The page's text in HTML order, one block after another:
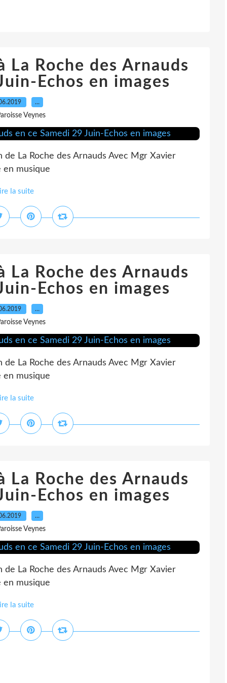
La Roche des Arnauds
Echos en images
…
Veynes
La Roche des Arnauds Avec Mgr Xavier
en musique
la suite
La Roche des Arnauds
Echos en images
…
Veynes
La Roche des Arnauds Avec Mgr Xavier
en musique
la suite
La Roche des Arnauds
Echos en images
…
Veynes
La Roche des Arnauds Avec Mgr Xavier
en musique
la suite